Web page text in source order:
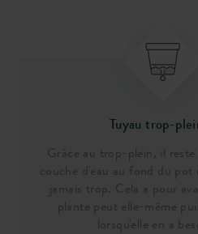
Tuyau trop-
Grâce au trop-plein, il
couche d'eau au fond du pot
jamais trop. Cela a pour
plante peut elle-même
lorsqu'elle en a